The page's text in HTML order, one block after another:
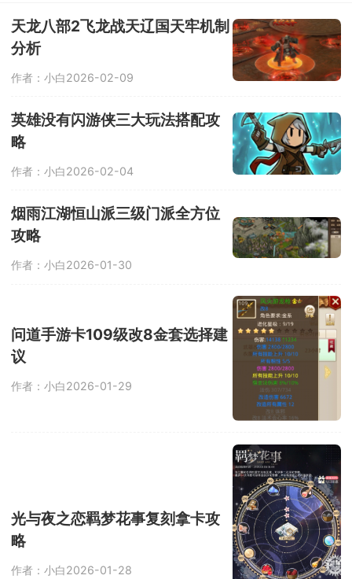
应有尽有。游戏目标简单直接，就是先
击倒对方赢得胜利。
天龙八部2飞龙战天辽国天牢机制
分析
作者：小白2026-02-09
英雄没有闪游侠三大玩法搭配攻
略
作者：小白2026-02-04
烟雨江湖恒山派三级门派全方位
攻略
作者：小白2026-01-30
问道手游卡109级改8金套选择建
议
作者：小白2026-01-29
光与夜之恋羁梦花事复刻拿卡攻
略
作者：小白2026-01-28